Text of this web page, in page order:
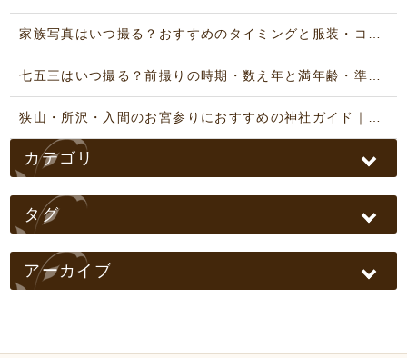
家族写真はいつ撮る？おすすめのタイミングと服装・コーデガイド
七五三はいつ撮る？前撮りの時期・数え年と満年齢・準備の完全ガイド
狭山・所沢・入間のお宮参りにおすすめの神社ガイド｜写真館が解説
カテゴリ
タグ
アーカイブ